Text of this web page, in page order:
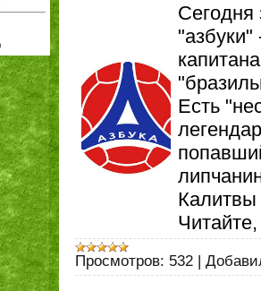
Сегодня
"азбуки"
Есть
Калитвы
Просмотров: 532 |